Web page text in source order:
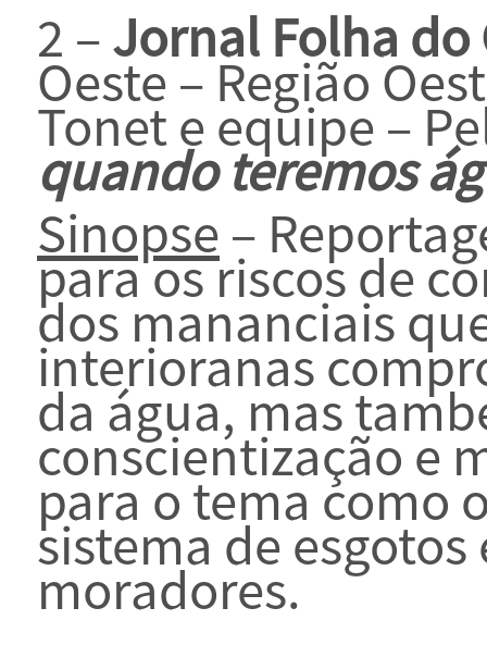
2 –Jornal Folha do
Oeste – Região
Tonet e equipe –
quando teremos
Sinopse –
para os riscos de
dos mananciais
interioranas
da água, mas
conscientização e
para o tema como
sistema de
moradores.